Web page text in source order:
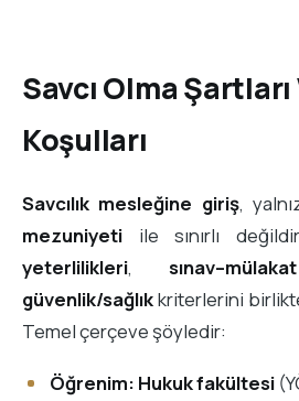
Savcı Olma
Koşulları
Savcılık mesleğine giriş,
mezuniyeti ile sınırlı
yeterlilikleri,
güvenlik/sağlıkkriterlerini
Temel çerçeve şöyledir:
Öğrenim: Hukuk fakültesi